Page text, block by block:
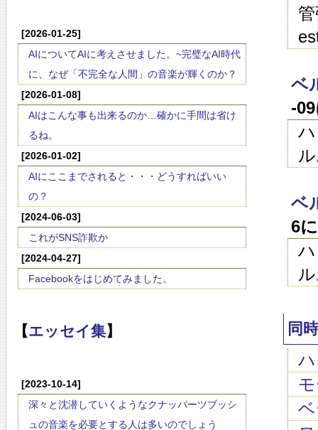
[2026-01-25]
AIについてAIに考えさせました。~完璧なAI時代
に、なぜ「不完全な人間」の音楽が輝くのか？
[2026-01-08]
AIはこんな事も出来るのか…確かに手間は省け
るね。
[2026-01-02]
AIにここまでされると・・・どうすればいい
の？
[2024-06-03]
これがSNS詐欺か
[2024-04-27]
Facebookをはじめてみました。
【エッセイ集】
[2023-10-14]
深々と沈潜していくようなクナッパーツブッシ
ュの音楽を必要とする人は多いのでしょう
ベ
-
ベ
6
同